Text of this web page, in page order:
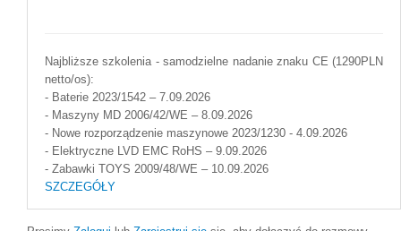
Najbliższe szkolenia - samodzielne nadanie znaku CE (1290PLN
netto/os):
- Baterie 2023/1542 – 7.09.2026
- Maszyny MD 2006/42/WE – 8.09.2026
- Nowe rozporządzenie maszynowe 2023/1230 - 4.09.2026
- Elektryczne LVD EMC RoHS – 9.09.2026
- Zabawki TOYS 2009/48/WE – 10.09.2026
SZCZEGÓŁY